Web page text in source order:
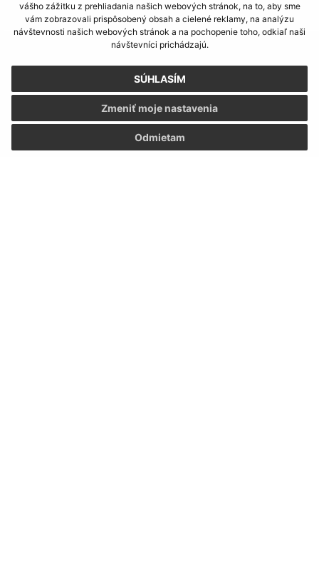
vášho zážitku z prehliadania našich webových stránok, na to, aby sme
vám zobrazovali prispôsobený obsah a cielené reklamy, na analýzu
návštevnosti našich webových stránok a na pochopenie toho, odkiaľ naši
návštevníci prichádzajú.
SÚHLASÍM
Odmietam
Zmeniť moje nastavenia
Informácie o stránke:
Vyhlásenie o prístupnosti
Autorské práva
Ochrana osobných údajov
Navigácia: